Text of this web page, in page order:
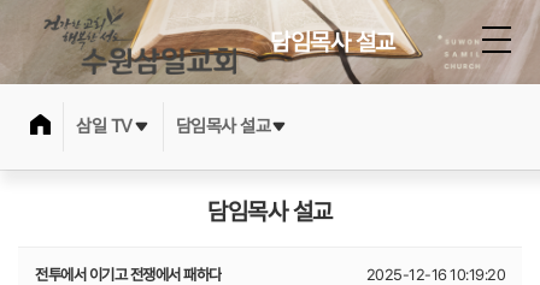
담임목사 설교
삼일 TV 담임목사 설교
담임목사 설교
전투에서 이기고 전쟁에서 패하다 2025-12-16 10:19:20